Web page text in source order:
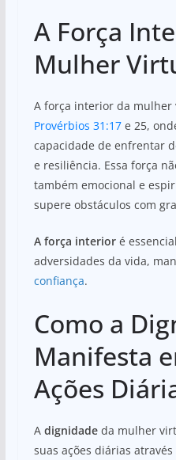
A Força
Mulher
A força interior da mulher
Provérbios 31:17e 25,
capacidade de enfrentar
e resiliência. Essa força
também emocional e
supere obstáculos com
A força interioré
adversidades da vida,
confiança.
Como a
Manifesta
Ações
A dignidadeda mulher
suas ações diárias